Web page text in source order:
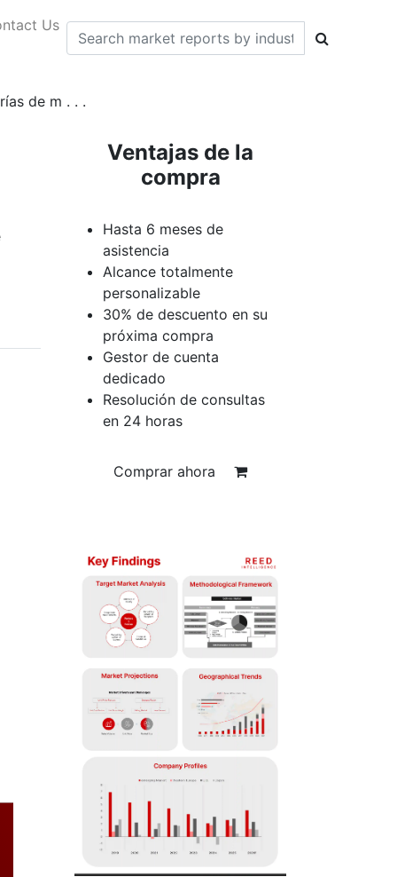
Us
de m . . .
Ventajas de la
compra
Hasta 6 meses de
asistencia
Alcance totalmente
personalizable
30% de descuento en su
próxima compra
Gestor de cuenta
dedicado
Resolución de consultas
en 24 horas
Comprar ahora